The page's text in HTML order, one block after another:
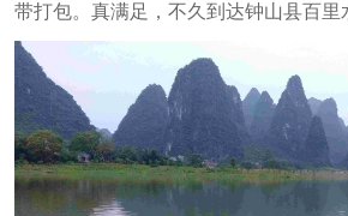
带打包。真满足，不久到达钟山县百里